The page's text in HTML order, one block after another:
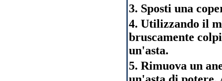
3. Sposti una
4. Utilizzando il
bruscamente
un'asta.
5. Rimuova un